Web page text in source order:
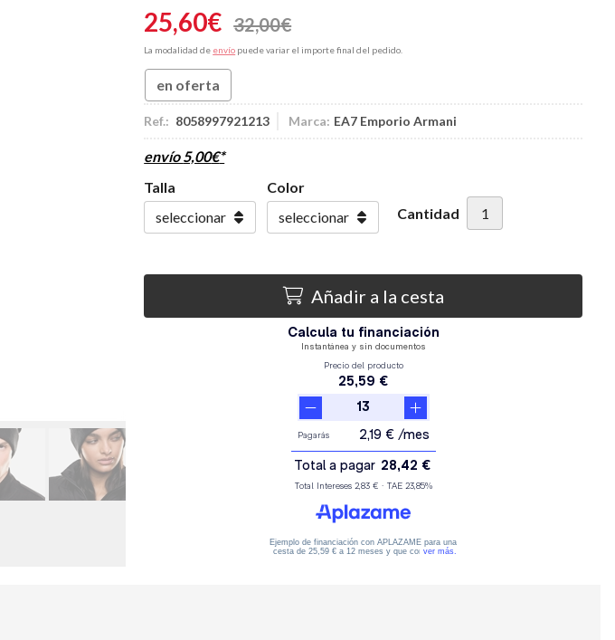
25,60€ 32,00€
La modalidad de envío puede variar el importe final del pedido.
en oferta
Ref.: 8058997921213 Marca: EA7 Emporio Armani
envío5,00€*
Talla
Color
Cantidad
Añadir a la cesta